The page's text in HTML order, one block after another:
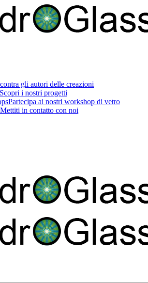
gli autori delle creazioni
Scopri i nostri progetti
Partecipa ai nostri workshop di vetro
Mettiti in contatto con noi